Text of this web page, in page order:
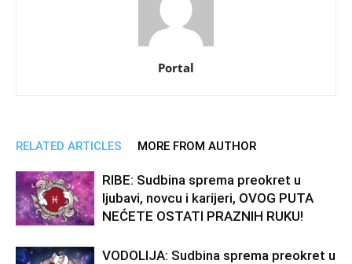
Portal
RELATED ARTICLES MORE FROM AUTHOR
RIBE: Sudbina sprema preokret u
ljubavi, novcu i karijeri, OVOG PUTA
NEĆETE OSTATI PRAZNIH RUKU!
VODOLIJA: Sudbina sprema preokret u